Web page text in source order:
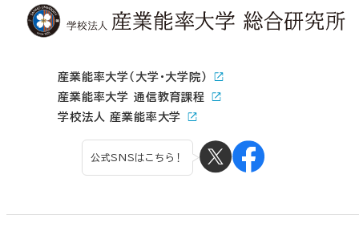
産業能率大学（大学・大学院）
産業能率大学 通信教育課程
学校法人 産業能率大学
公式SNSはこちら！